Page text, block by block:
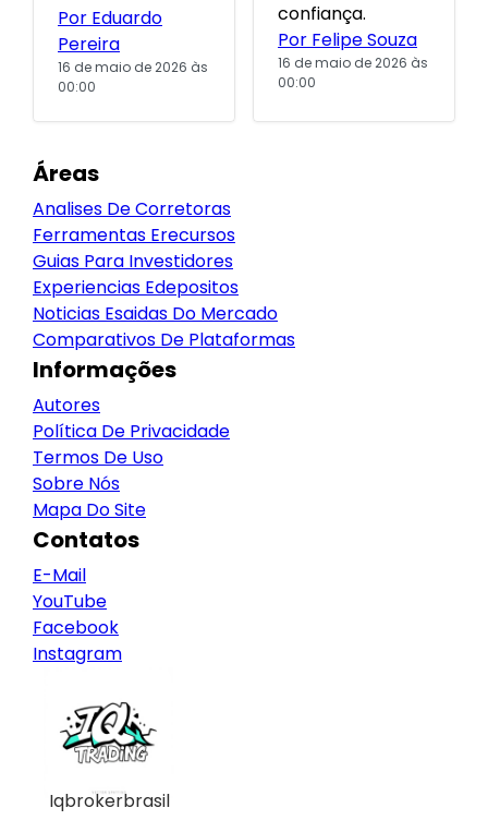
Por Eduardo
Pereira
16 de maio de 2026 às
00:00
confiança.
Por Felipe Souza
16 de maio de 2026 às
00:00
Áreas
Analises De Corretoras
Ferramentas Erecursos
Guias Para Investidores
Experiencias Edepositos
Noticias Esaidas Do Mercado
Comparativos De Plataformas
Informações
Autores
Política De Privacidade
Termos De Uso
Sobre Nós
Mapa Do Site
Contatos
E-Mail
YouTube
Facebook
Instagram
Iqbrokerbrasil